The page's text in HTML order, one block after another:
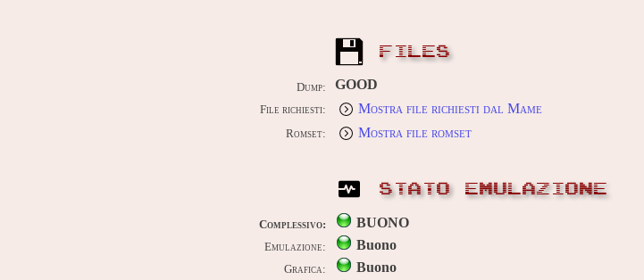
FILES
Dump: GOOD
File richiesti: Mostra file richiesti dal Mame
Romset: Mostra file romset
STATO EMULAZIONE
Complessivo: BUONO
Emulazione: Buono
Grafica: Buono